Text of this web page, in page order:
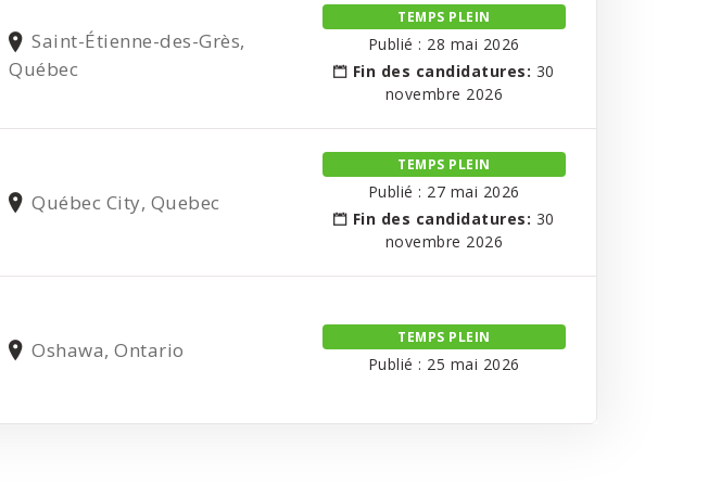
Saint-Étienne-des-Grès,
Québec
TEMPS PLEIN
Publié : 28 mai 2026
Fin des candidatures: 30
novembre 2026
Québec City, Quebec
TEMPS PLEIN
Publié : 27 mai 2026
Fin des candidatures: 30
novembre 2026
Oshawa, Ontario
TEMPS PLEIN
Publié : 25 mai 2026